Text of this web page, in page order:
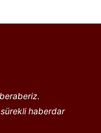
haberdar